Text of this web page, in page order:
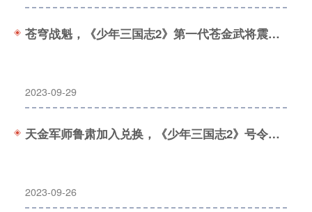
苍穹战魁，《少年三国志2》第一代苍金武将震撼登场！
2023-09-29
天金军师鲁肃加入兑换，《少年三国志2》号令天下开启！
2023-09-26